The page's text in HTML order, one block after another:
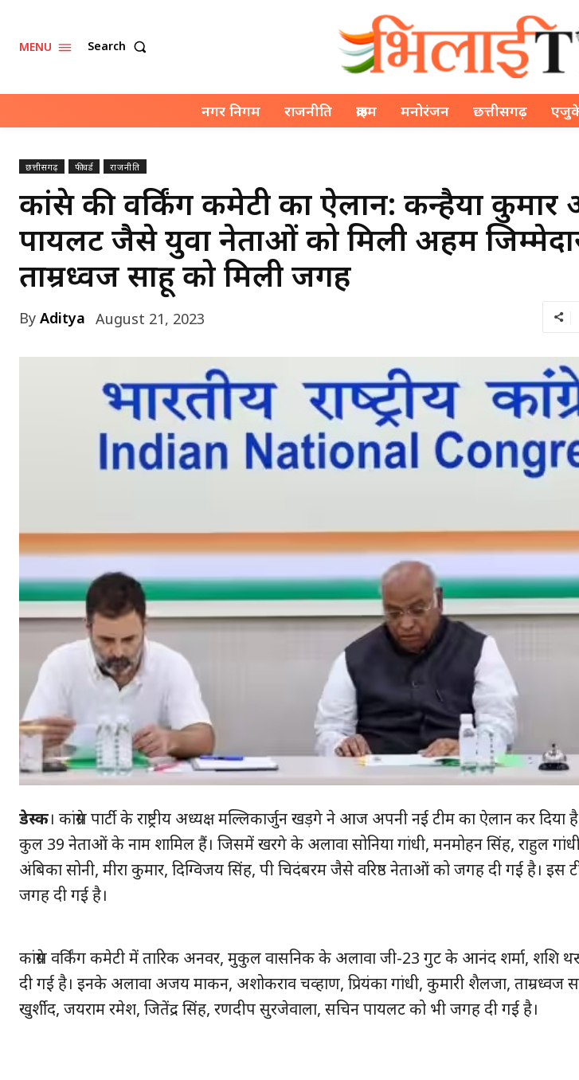
MENU Search
नगर निगम राजनीति क्राइम मनोरंजन छत्तीसगढ़
छत्तीसगढ़ फीचर्ड राजनीति
कांग्रेस की वर्किंग कमेटी का ऐलान: कन्हैया
पायलट जैसे युवा नेताओं को मिली अहम
ताम्रध्वज साहू को मिली जगह
By Aditya August 21, 2023
डेस्क। कांग्रेस पार्टी के राष्ट्रीय अध्यक्ष मल्लिकार्जुन खड़गे ने आज अपनी नई टीम का ऐलान कर दिया
कुल 39 नेताओं के नाम शामिल हैं। जिसमें खरगे के अलावा सोनिया गांधी, मनमोहन सिंह, राहुल
अंबिका सोनी, मीरा कुमार, दिग्विजय सिंह, पी चिदंबरम जैसे वरिष्ठ नेताओं को जगह दी गई है। इस
जगह दी गई है।
कांग्रेस वर्किंग कमेटी में तारिक अनवर, मुकुल वासनिक के अलावा जी-23 गुट के आनंद शर्मा, शशि
दी गई है। इनके अलावा अजय माकन, अशोकराव चव्हाण, प्रियंका गांधी, कुमारी शैलजा,
खुर्शीद, जयराम रमेश, जितेंद्र सिंह, रणदीप सुरजेवाला, सचिन पायलट को भी जगह दी गई है।